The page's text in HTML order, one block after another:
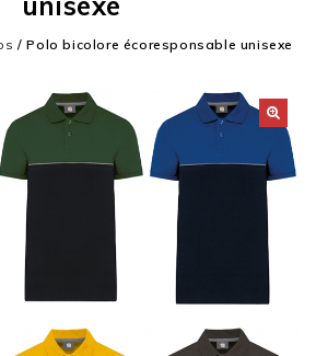
/Polo bicolore écoresponsable unisexe